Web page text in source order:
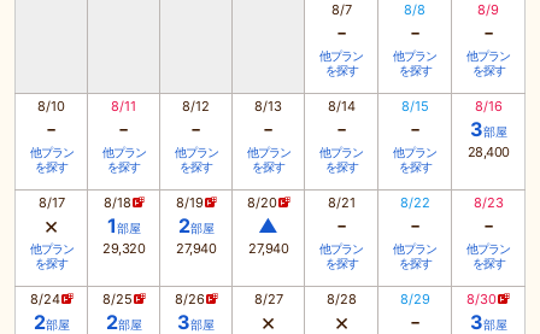
8/7
-
他プラン
を探す
8/8
-
他プラン
を探す
8/9
-
他プラン
を探す
8/10
-
他プラン
を探す
8/11
-
他プラン
を探す
8/12
-
他プラン
を探す
8/13
-
他プラン
を探す
8/14
-
他プラン
を探す
8/15
-
他プラン
を探す
8/16
3部屋
28,400
8/17
×
他プラン
を探す
8/18
1部屋
29,320
8/19
2部屋
27,940
8/20
▲
27,940
8/21
-
他プラン
を探す
8/22
-
他プラン
を探す
8/23
-
他プラン
を探す
8/24
2部屋
8/25
2部屋
8/26
3部屋
8/27
×
8/28
×
8/29
-
8/30
3部屋